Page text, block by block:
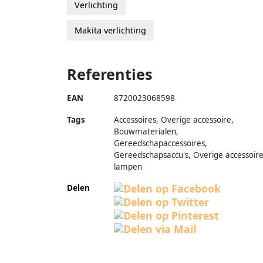
Verlichting
Makita verlichting
Referenties
EAN 8720023068598
Tags
Accessoires, Overige accessoire,
Bouwmaterialen,
Gereedschapaccessoires,
Gereedschapsaccu's, Overige
lampen
Delen